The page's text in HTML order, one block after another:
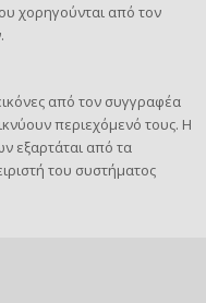
χορηγούνται από τον
από τον συγγραφέα
περιεχόμενό τους. Η
εξαρτάται από τα
του συστήματος